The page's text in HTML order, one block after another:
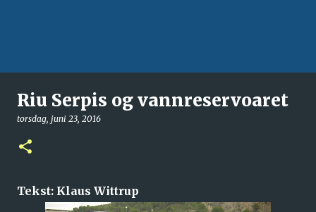
Riu Serpis og vannreservoaret
torsdag, juni 23, 2016
Tekst: Klaus Wittrup